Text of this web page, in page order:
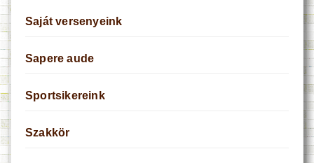
Saját versenyeink
Sapere aude
Sportsikereink
Szakkör